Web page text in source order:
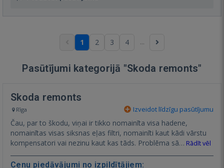
1 2 3 4 ...
Pasūtījumi kategorijā "Skoda remonts"
Skoda remonts
Rīga Izveidot līdzīgu pasūtījumu
Čau, par to škodu, viņai ir tikko nomainīta visa hadene,
nomainītas visas siksnas eļas filtri, nomainīti kaut kādi vārstu
kompensatori vai nezinu kaut kas tāds. Problēma sā… Rādīt vēl
Cenu piedāvājumi no izpildītājiem: